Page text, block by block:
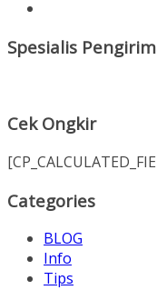
Spesialis
Cek Ongkir
Categories
BLOG
Info
Tips